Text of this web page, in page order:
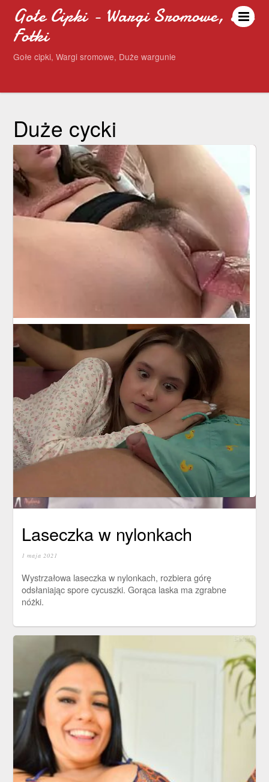
Gołe Cipki - Wargi Sromowe, Sex
Fotki
Gołe cipki, Wargi sromowe, Duże wargunie
Duże cycki
Laseczka w nylonkach
1 maja 2021
Wystrzałowa laseczka w nylonkach, rozbiera górę
odsłaniając spore cycuszki. Gorąca laska ma zgrabne
nóżki.